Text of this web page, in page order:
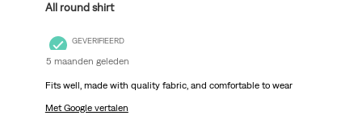
All round shirt
GEVERIFIEERD
5 maanden geleden
Fits well, made with quality fabric, and comfortable to wear
Met Google vertalen